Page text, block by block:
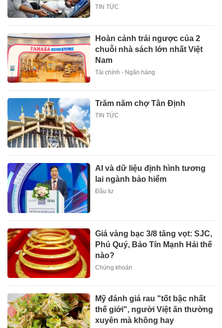
TIN TỨC
Hoàn cảnh trái ngược của 2
chuỗi nhà sách lớn nhất Việt
Nam
Tài chính - Ngân hàng
Trăm năm chợ Tân Định
TIN TỨC
AI và dữ liệu định hình tương
lai ngành bảo hiểm
Đầu tư
Giá vàng bạc 3/8 tăng vọt: SJC,
Phú Quý, Bảo Tín Mạnh Hải thế
nào?
Chứng khoán
Mỹ đánh giá rau "tốt bậc nhất
thế giới", người Việt ăn thường
xuyên mà không hay